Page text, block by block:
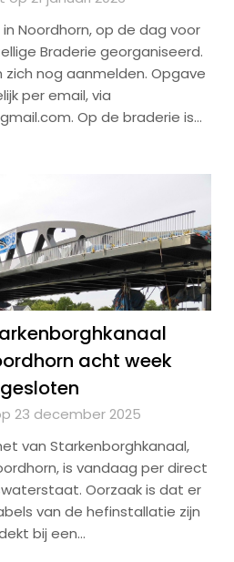
Noordhorn, op de dag voor
Braderie georganiseerd.
zich nog aanmelden. Opgave
per email, via
Op de braderie is…
acht week
23 december 2025
van Starkenborghkanaal,
is vandaag per direct
Oorzaak is dat er
van de hefinstallatie zijn
bij een…